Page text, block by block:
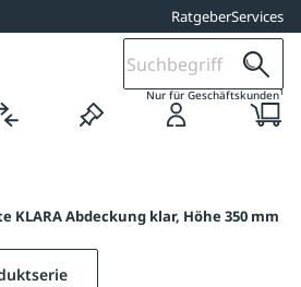
RatgeberServices
Nur für Geschäftskunden1
KLARA Abdeckung klar, Höhe 350 mm